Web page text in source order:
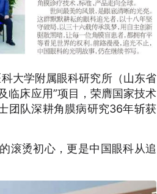
大学附属眼科研究所（山东省
临床应用”项目，荣膺国家技术
团队深耕角膜病研究36年斩获
滚烫初心，更是中国眼科从追